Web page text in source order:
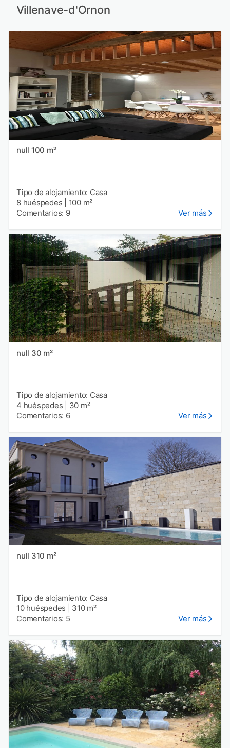
Villenave-d'Ornon
null 100 m²
Tipo de alojamiento: Casa
8 huéspedes
100 m²
Comentarios: 9
Ver más
null 30 m²
Tipo de alojamiento: Casa
4 huéspedes
30 m²
Comentarios: 6
Ver más
null 310 m²
Tipo de alojamiento: Casa
10 huéspedes
310 m²
Comentarios: 5
Ver más